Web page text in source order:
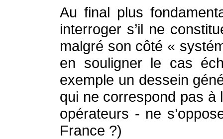
Au final plus
interroger s’il ne
malgré son côté «
en souligner le cas
exemple un dessein
qui ne correspond pas à
opérateurs - ne
France ?)